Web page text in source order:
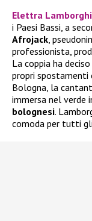
Elettra
i Paesi Bassi, a
Afrojack ,
professionista,
La coppia ha
propri spostamenti
Bologna, la
immersa nel verde
bolognesi.
comoda per tutti